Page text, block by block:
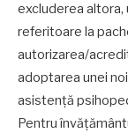
excluderea
referitoare la
autorizarea/
adoptarea unei
asistență
Pentru